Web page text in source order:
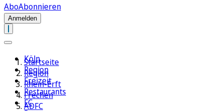
AboAbonnieren
Anmelden
Köln
Region
Freizeit
Restaurants
FC
Startseite
Region
Rhein-Erft
Frechen
ADFC